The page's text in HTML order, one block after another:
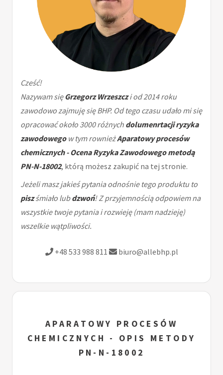
Cześć!
Nazywam sięGrzegorz Wrzeszczi od 2014 roku
zawodowo zajmuję się BHP. Od tego czasu udało mi się
opracować około 3000 różnych dolumenrtacji ryzyka
zawodowegow tym rownieżAparatowy procesów
chemicznych - Ocena Ryzyka Zawodowego metodą
PN-N-18002, którą możesz zakupić na tej stronie.
Jeżeli masz jakieś pytania odnośnie tego produktu to
piszśmiało lubdzwoń! Z przyjemnością odpowiem na
wszystkie twoje pytania i rozwieję (mam nadzieję)
wszelkie wątpliwości.
+48 533 988 811 biuro@allebhp.pl
APARATOWY PROCESÓW
CHEMICZNYCH - OPIS METODY
PN-N-18002